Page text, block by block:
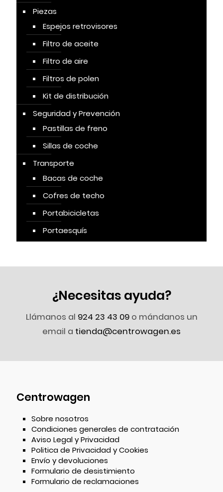
Piezas
Espejos retrovisores
Filtro de aceite
Filtro de aire
Filtros de polen
Kit de distribución
Seguridad y Prevención
Pastillas de freno
Sillas de coche
Transporte
Bacas de coche
Cofres de techo
Portabicicletas
Portaesquís
¿Necesitas ayuda?
Llámanos al 924 23 43 09o mándanos un
email a tienda@centrowagen.es
Centrowagen
Sobre nosotros
Condiciones generales de contratación
Aviso Legal y Privacidad
Politica de Privacidad y Cookies
Envío y devoluciones
Formulario de desistimiento
Formulario de reclamaciones